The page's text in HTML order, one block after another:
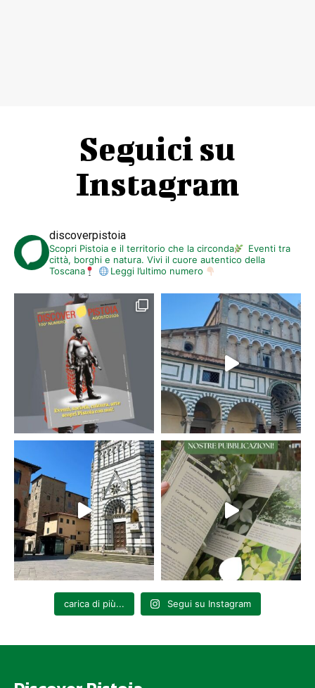
Seguici su
Instagram
discoverpistoia
Scopri Pistoia e il territorio che la circonda
Eventi tra
città, borghi e natura. Vivi il cuore autentico della
Toscana
Leggi l’ultimo numero
carica di più... Segui su Instagram